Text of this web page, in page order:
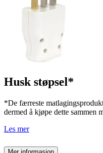
Husk støpsel*
*De færreste
dermed å kjøpe dette sammen
Les mer